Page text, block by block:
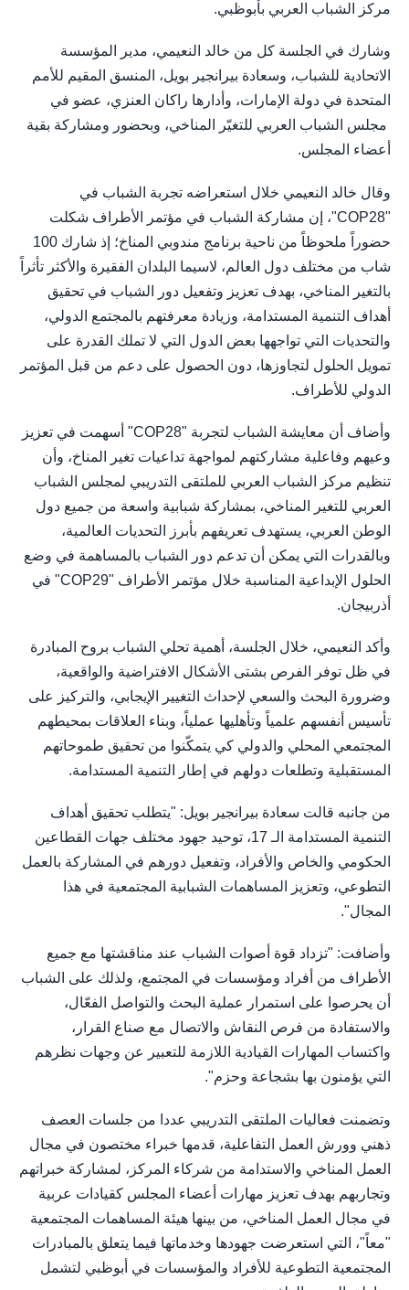
مركز الشباب العربي بأبوظبي.
وشارك في الجلسة كل من خالد النعيمي، مدير المؤسسة
الاتحادية للشباب، وسعادة بيرانجير بويل، المنسق المقيم للأمم
المتحدة في دولة الإمارات، وأدارها راكان العنزي، عضو في
مجلس الشباب العربي للتغيّر المناخي، وبحضور ومشاركة بقية
أعضاء المجلس.
وقال خالد النعيمي خلال استعراضه تجربة الشباب في
"COP28"، إن مشاركة الشباب في مؤتمر الأطراف شكلت
حضوراً ملحوظاً من ناحية برنامج مندوبي المناخ؛ إذ شارك 100
شاب من مختلف دول العالم، لاسيما البلدان الفقيرة والأكثر تأثراً
بالتغير المناخي، بهدف تعزيز وتفعيل دور الشباب في تحقيق
أهداف التنمية المستدامة، وزيادة معرفتهم بالمجتمع الدولي،
والتحديات التي تواجهها بعض الدول التي لا تملك القدرة على
تمويل الحلول لتجاوزها، دون الحصول على دعم من قبل المؤتمر
الدولي للأطراف.
وأضاف أن معايشة الشباب لتجربة "COP28" أسهمت في تعزيز
وعيهم وفاعلية مشاركتهم لمواجهة تداعيات تغير المناخ، وأن
تنظيم مركز الشباب العربي للملتقى التدريبي لمجلس الشباب
العربي للتغير المناخي، بمشاركة شبابية واسعة من جميع دول
الوطن العربي، يستهدف تعريفهم بأبرز التحديات العالمية،
وبالقدرات التي يمكن أن تدعم دور الشباب بالمساهمة في وضع
الحلول الإبداعية المناسبة خلال مؤتمر الأطراف "COP29" في
أذربيجان.
وأكد النعيمي، خلال الجلسة، أهمية تحلي الشباب بروح المبادرة
في ظل توفر الفرص بشتى الأشكال الافتراضية والواقعية،
وضرورة البحث والسعي لإحداث التغيير الإيجابي، والتركيز على
تأسيس أنفسهم علمياً وتأهليها عملياً، وبناء العلاقات بمحيطهم
المجتمعي المحلي والدولي كي يتمكّنوا من تحقيق طموحاتهم
المستقبلية وتطلعات دولهم في إطار التنمية المستدامة.
من جانبه قالت سعادة بيرانجير بويل: "يتطلب تحقيق أهداف
التنمية المستدامة الـ 17، توحيد جهود مختلف جهات القطاعين
الحكومي والخاص والأفراد، وتفعيل دورهم في المشاركة بالعمل
التطوعي، وتعزيز المساهمات الشبابية المجتمعية في هذا
المجال".
وأضافت: "تزداد قوة أصوات الشباب عند مناقشتها مع جميع
الأطراف من أفراد ومؤسسات في المجتمع، ولذلك على الشباب
أن يحرصوا على استمرار عملية البحث والتواصل الفعّال،
والاستفادة من فرص النقاش والاتصال مع صناع القرار،
واكتساب المهارات القيادية اللازمة للتعبير عن وجهات نظرهم
التي يؤمنون بها بشجاعة وحزم".
وتضمنت فعاليات الملتقى التدريبي عددا من جلسات العصف
ذهني وورش العمل التفاعلية، قدمها خبراء مختصون في مجال
العمل المناخي والاستدامة من شركاء المركز، لمشاركة خبراتهم
وتجاربهم بهدف تعزيز مهارات أعضاء المجلس كقيادات عربية
في مجال العمل المناخي، من بينها هيئة المساهمات المجتمعية
"معاً"، التي استعرضت جهودها وخدماتها فيما يتعلق بالمبادرات
المجتمعية التطوعية للأفراد والمؤسسات في أبوظبي لتشمل